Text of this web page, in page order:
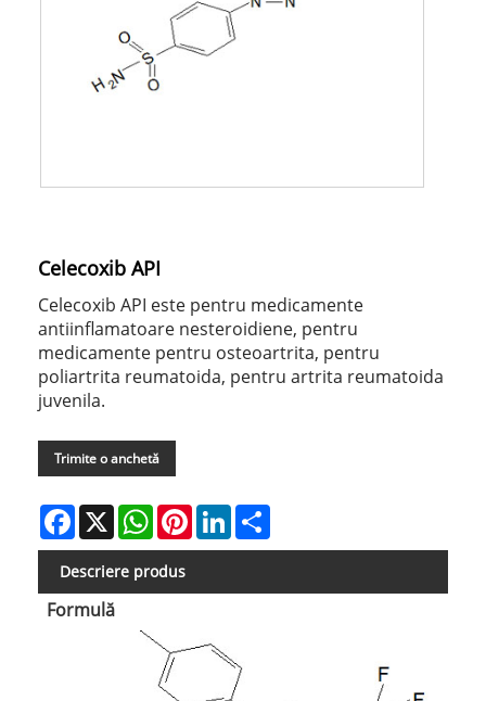
Celecoxib API
Celecoxib API este pentru medicamente
antiinflamatoare nesteroidiene, pentru
medicamente pentru osteoartrita, pentru
poliartrita reumatoida, pentru artrita reumatoida
juvenila.
Trimite o anchetă
Facebook
X WhatsAppPinterestLinkedIn
Descriere produs
Formulă